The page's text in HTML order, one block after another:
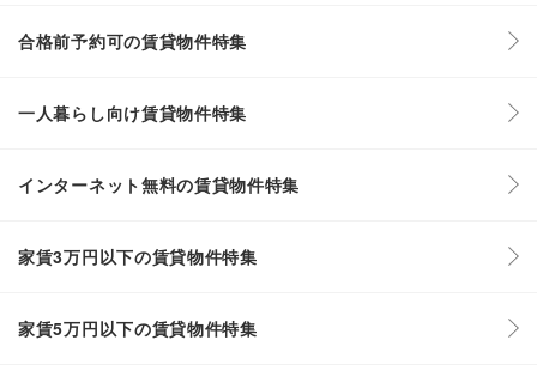
合格前予約可の賃貸物件特集
一人暮らし向け賃貸物件特集
インターネット無料の賃貸物件特集
家賃3万円以下の賃貸物件特集
家賃5万円以下の賃貸物件特集